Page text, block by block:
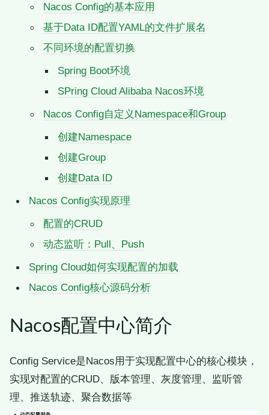
Nacos Config的基本应用
基于Data ID配置YAML的文件扩展名
不同环境的配置切换
Spring Boot环境
SPring Cloud Alibaba Nacos环境
Nacos Config自定义Namespace和Group
创建Namespace
创建Group
创建Data ID
Nacos Config实现原理
配置的CRUD
动态监听：Pull、Push
Spring Cloud如何实现配置的加载
Nacos Config核心源码分析
Nacos配置中心简介
Config Service是Nacos用于实现配置中心的核心模块，
实现对配置的CRUD、版本管理、灰度管理、监听管
理、推送轨迹、聚合数据等